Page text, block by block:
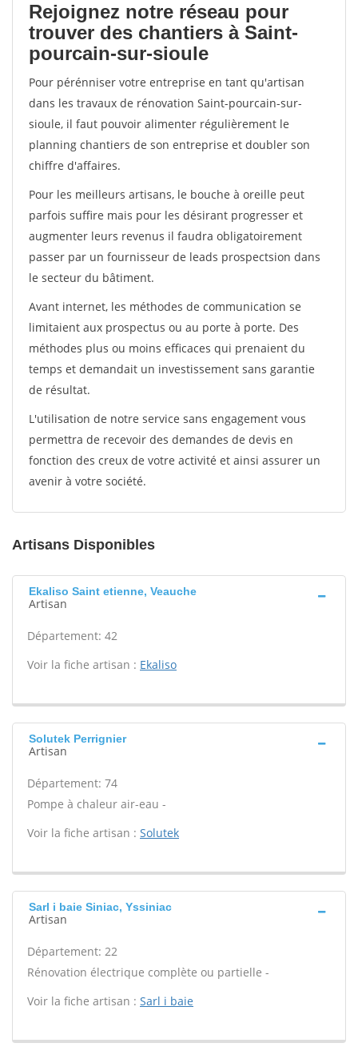
Rejoignez notre réseau pour
trouver des chantiers à Saint-
pourcain-sur-sioule
Pour pérénniser votre entreprise en tant qu'artisan
dans les travaux de rénovation Saint-pourcain-sur-
sioule, il faut pouvoir alimenter régulièrement le
planning chantiers de son entreprise et doubler son
chiffre d'affaires.
Pour les meilleurs artisans, le bouche à oreille peut
parfois suffire mais pour les désirant progresser et
augmenter leurs revenus il faudra obligatoirement
passer par un fournisseur de leads prospectsion dans
le secteur du bâtiment.
Avant internet, les méthodes de communication se
limitaient aux prospectus ou au porte à porte. Des
méthodes plus ou moins efficaces qui prenaient du
temps et demandait un investissement sans garantie
de résultat.
L'utilisation de notre service sans engagement vous
permettra de recevoir des demandes de devis en
fonction des creux de votre activité et ainsi assurer un
avenir à votre société.
Artisans Disponibles
Ekaliso Saint etienne, Veauche
Artisan
Département: 42
Voir la fiche artisan : Ekaliso
Solutek Perrignier
Artisan
Département: 74
Pompe à chaleur air-eau -
Voir la fiche artisan : Solutek
Sarl i baie Siniac, Yssiniac
Artisan
Département: 22
Rénovation électrique complète ou partielle -
Voir la fiche artisan : Sarl i baie